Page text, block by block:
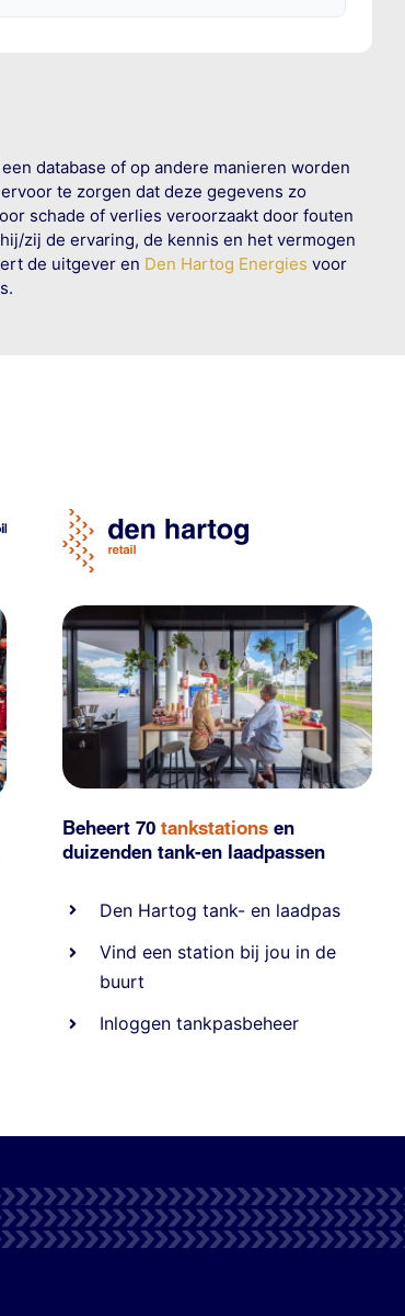
database of op andere manieren worden
te zorgen dat deze gegevens zo
schade of verlies veroorzaakt door fouten
zij de ervaring, de kennis en het vermogen
de uitgever en Den Hartog Energies voor
Beheert 70tankstationsen
duizendentank-en laadpassen
Den Hartog tank- en laadpas
Vind een station bij jou in de
buurt
Inloggen tankpasbeheer